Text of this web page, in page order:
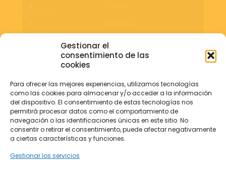
Gestionar el
consentimiento de las
cookies
Para ofrecer las mejores experiencias, utilizamos tecnologías
como las cookies para almacenar y/o acceder a la información
del dispositivo. El consentimiento de estas tecnologías nos
permitirá procesar datos como el comportamiento de
navegación o las identificaciones únicas en este sitio. No
consentir o retirar el consentimiento, puede afectar negativamente
a ciertas características y funciones.
Gestionar los servicios
Servicios
Blog